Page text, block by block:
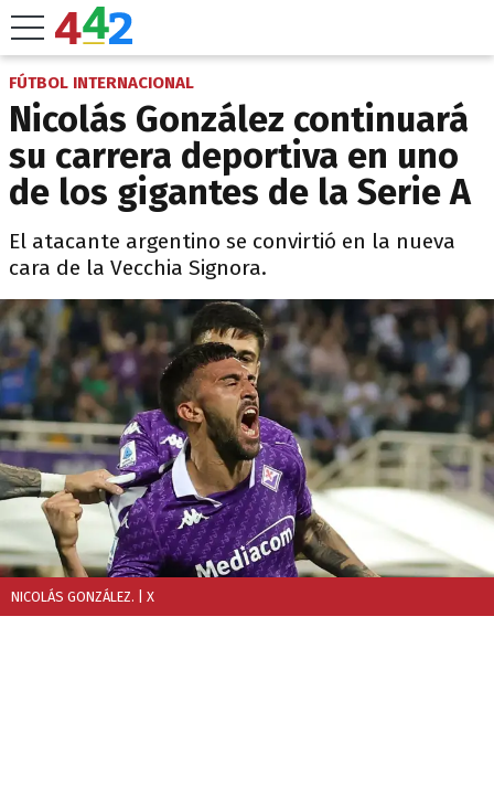
FÚTBOL INTERNACIONAL
Nicolás González continuará
su carrera deportiva en uno
de los gigantes de la Serie A
El atacante argentino se convirtió en la nueva
cara de la Vecchia Signora.
NICOLÁS GONZÁLEZ. | X